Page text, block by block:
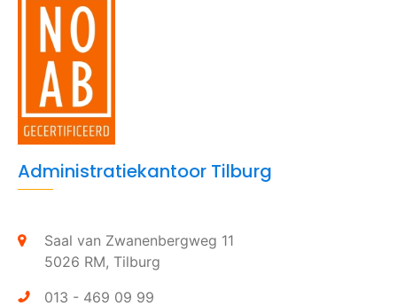
Administratiekantoor Tilburg
Saal van Zwanenbergweg 11
5026 RM, Tilburg
013 - 469 09 99